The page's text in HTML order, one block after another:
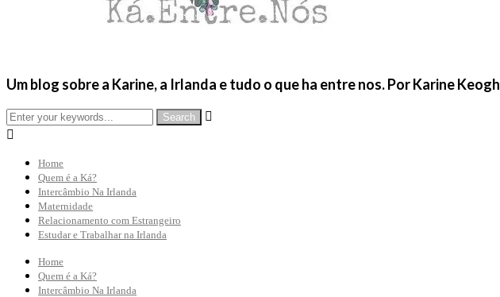
Um blog sobre a Karine, a Irlanda e tudo o que ha entre nos. Por Karine Keogh


Home
Quem é a Ká?
Intercâmbio Na Irlanda
Maternidade
Relacionamento com Estrangeiro
Estudar e Trabalhar na Irlanda
Home
Quem é a Ká?
Intercâmbio Na Irlanda